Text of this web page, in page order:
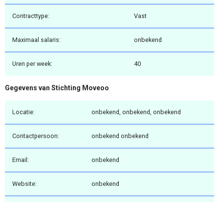
Contracttype: Vast
Maximaal salaris: onbekend
Uren per week: 40
Gegevens van Stichting Moveoo
Locatie: onbekend, onbekend, onbekend
Contactpersoon: onbekend onbekend
Email: onbekend
Website: onbekend